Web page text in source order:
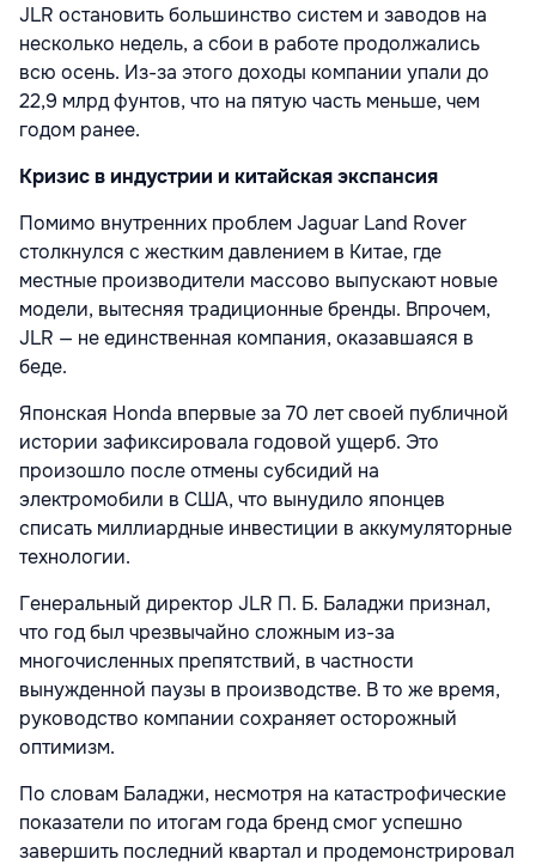
JLR остановить большинство систем и заводов на
несколько недель, а сбои в работе продолжались
всю осень. Из-за этого доходы компании упали до
22,9 млрд фунтов, что на пятую часть меньше, чем
годом ранее.
Кризис в индустрии и китайская экспансия
Помимо внутренних проблем Jaguar Land Rover
столкнулся с жестким давлением в Китае, где
местные производители массово выпускают новые
модели, вытесняя традиционные бренды. Впрочем,
JLR — не единственная компания, оказавшаяся в
беде.
Японская Honda впервые за 70 лет своей публичной
истории зафиксировала годовой ущерб. Это
произошло после отмены субсидий на
электромобили в США, что вынудило японцев
списать миллиардные инвестиции в аккумуляторные
технологии.
Генеральный директор JLR П. Б. Баладжи признал,
что год был чрезвычайно сложным из-за
многочисленных препятствий, в частности
вынужденной паузы в производстве. В то же время,
руководство компании сохраняет осторожный
оптимизм.
По словам Баладжи, несмотря на катастрофические
показатели по итогам года бренд смог успешно
завершить последний квартал и продемонстрировал